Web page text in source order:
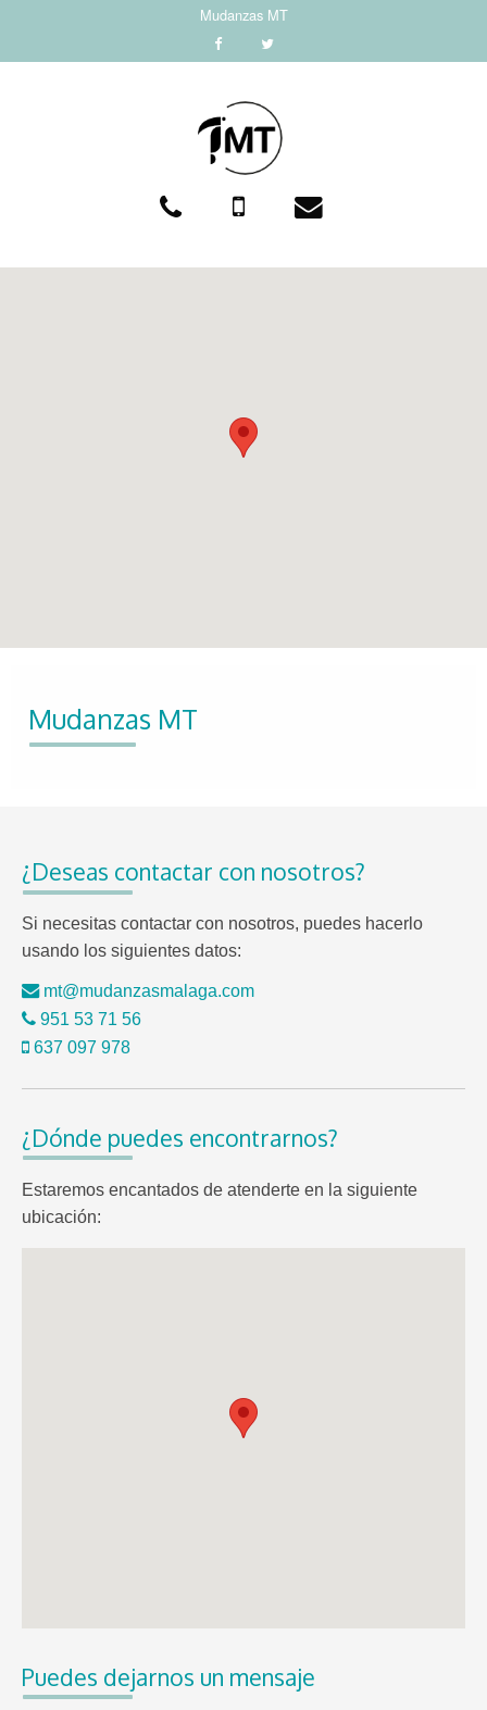
Mudanzas MT
Mudanzas MT
¿Deseas contactar con nosotros?
Si necesitas contactar con nosotros, puedes hacerlo
usando los siguientes datos:
mt@mudanzasmalaga.com
951 53 71 56
637 097 978
¿Dónde puedes encontrarnos?
Estaremos encantados de atenderte en la siguiente
ubicación:
Puedes dejarnos un mensaje